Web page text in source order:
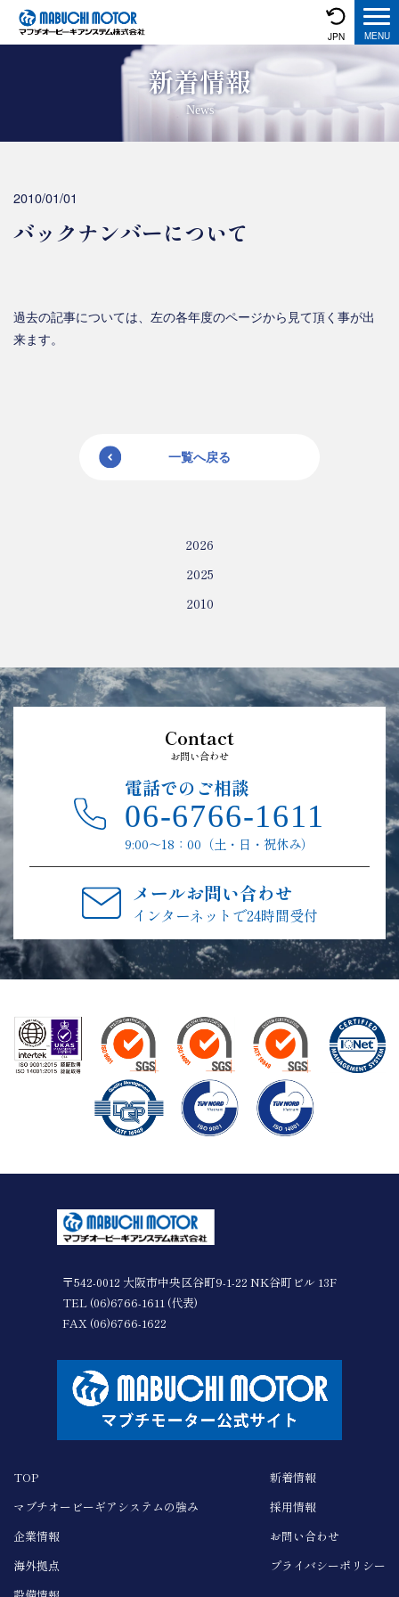
JPN
新着情報
News
2026
2025
2010
2010/01/01
バックナンバーについて
過去の記事については、左の各年度のページから見て頂く事が出
来ます。
一覧へ戻る
Contact
お問い合わせ
電話でのご相談
06-6766-1611
9:00〜18：00（土・日・祝休み）
メールお問い合わせ
インターネットで24時間受付
〒542-0012 大阪市中央区谷町9-1-22 NK谷町ビル 13F
TEL (06)6766-1611 (代表)
FAX (06)6766-1622
TOP
マブチオービーギア システムの強み
企業情報
海外拠点
新着情報
採用情報
お問い合わせ
プライバシーポリシー